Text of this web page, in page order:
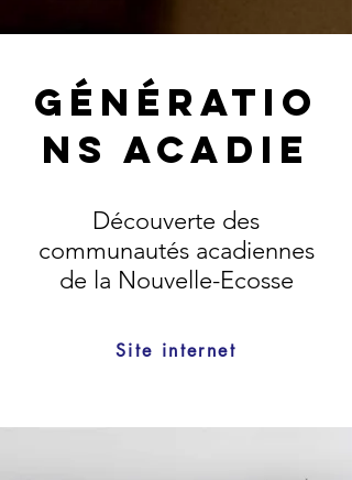
génératio
ns acadie
Découverte des
communautés acadiennes
de la Nouvelle-Ecosse
Site internet